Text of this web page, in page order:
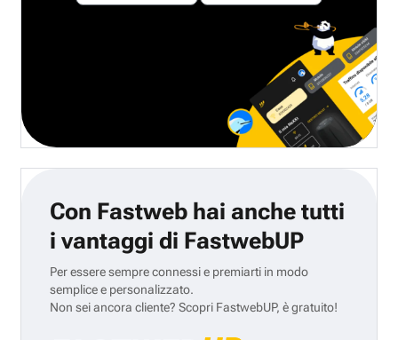
Con Fastweb hai anche tutti
i vantaggi di FastwebUP
Per essere sempre connessi e premiarti in modo
semplice e personalizzato.
Non sei ancora cliente? Scopri FastwebUP, è gratuito!